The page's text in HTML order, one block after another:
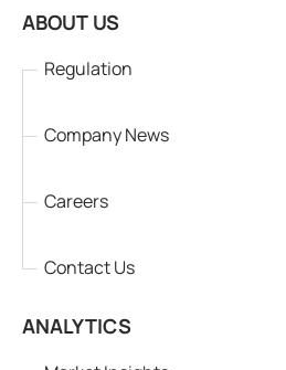
ABOUT US
Regulation
Company News
Careers
Contact Us
ANALYTICS